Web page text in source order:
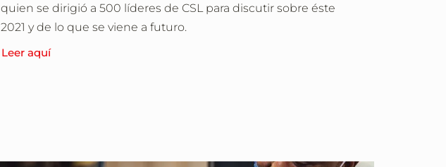
quien se dirigió a 500 líderes de CSL para discutir sobre éste
2021 y de lo que se viene a futuro.
Leer aquí